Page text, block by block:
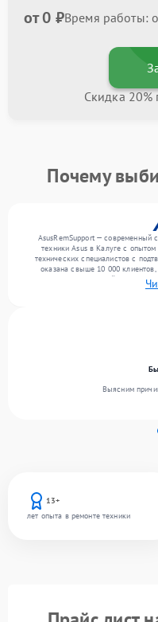
от 0 ₽Время работы:
Скидка 20%
Почему
AsusRemSupport — современный
техники Asus в Калуге с
технических специалистов с
оказана свыше 10 000
Ежемесячно в сервисный центр
выполняем ремонт различного
13+
лет опыта в ремонте техники
Выясним